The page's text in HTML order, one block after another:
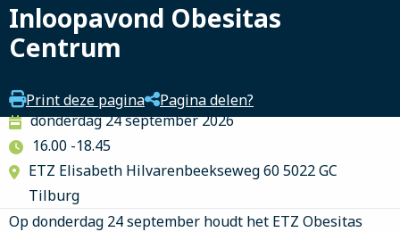
Inloopavond Obesitas
Centrum
Print deze pagina
Pagina delen?
donderdag 24 september 2026
16.00 -18.45
ETZ Elisabeth Hilvarenbeekseweg 60 5022 GC
Tilburg
Op donderdag 24 september houdt het ETZ Obesitas